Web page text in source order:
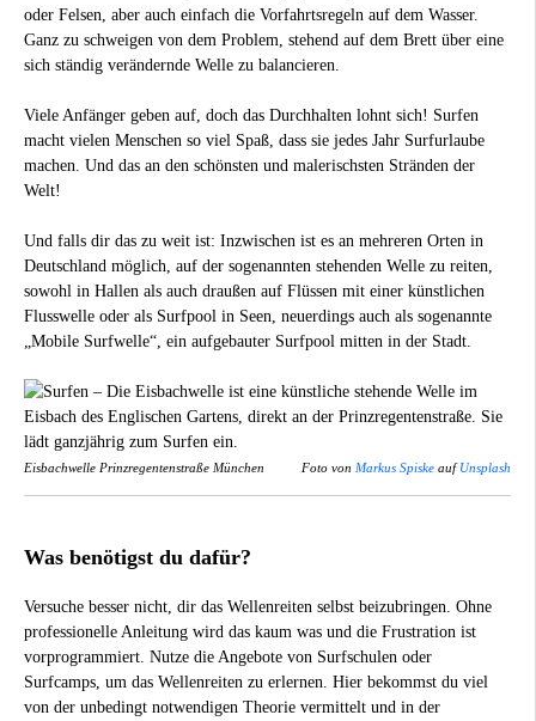
oder Felsen, aber auch einfach die Vorfahrtsregeln auf dem Wasser.
Ganz zu schweigen von dem Problem, stehend auf dem Brett über eine
sich ständig verändernde Welle zu balancieren.
Viele Anfänger geben auf, doch das Durchhalten lohnt sich! Surfen
macht vielen Menschen so viel Spaß, dass sie jedes Jahr Surfurlaube
machen. Und das an den schönsten und malerischsten Stränden der
Welt!
Und falls dir das zu weit ist: Inzwischen ist es an mehreren Orten in
Deutschland möglich, auf der sogenannten stehenden Welle zu reiten,
sowohl in Hallen als auch draußen auf Flüssen mit einer künstlichen
Flusswelle oder als Surfpool in Seen, neuerdings auch als sogenannte
„Mobile Surfwelle“, ein aufgebauter Surfpool mitten in der Stadt.
Eisbachwelle Prinzregentenstraße München Foto von Markus Spiske aufUnsplash
Was benötigst du dafür?
Versuche besser nicht, dir das Wellenreiten selbst beizubringen. Ohne
professionelle Anleitung wird das kaum was und die Frustration ist
vorprogrammiert. Nutze die Angebote von Surfschulen oder
Surfcamps, um das Wellenreiten zu erlernen. Hier bekommst du viel
von der unbedingt notwendigen Theorie vermittelt und in der